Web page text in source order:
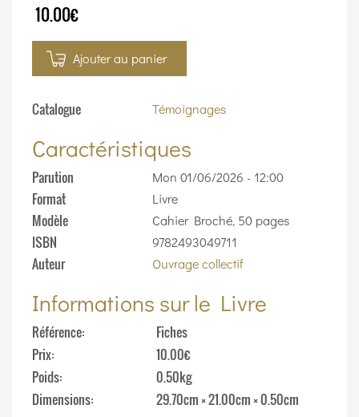
10.00€
Ajouter au panier
Catalogue Témoignages
Caractéristiques
Parution Mon 01/06/2026 - 12:00
Format Livre
Modèle Cahier Broché, 50 pages
ISBN 9782493049711
Auteur Ouvrage collectif
Informations sur le Livre
Référence
Fiches
Prix
10.00€
Poids
0.50kg
Dimensions
29.70cm × 21.00cm × 0.50cm